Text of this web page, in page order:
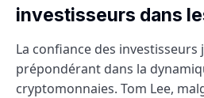
investisseurs dans
La confiance des investisseurs
prépondérant dans la
cryptomonnaies. Tom Lee,